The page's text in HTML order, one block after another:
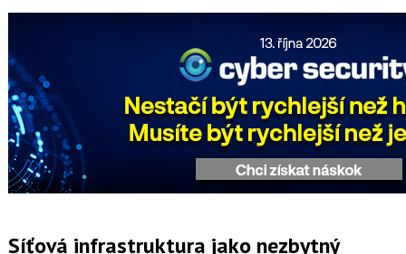
Síťová infrastruktura jako nezbytný